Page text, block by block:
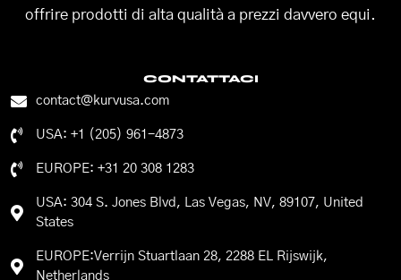
offrire prodotti di alta qualità a prezzi davvero equi.
CONTATTACI
contact@kurvusa.com
USA: +1 (205) 961-4873
EUROPE: +31 20 308 1283
USA: 304 S. Jones Blvd, Las Vegas, NV, 89107, United
States
EUROPE:Verrijn Stuartlaan 28, 2288 EL Rijswijk,
Netherlands